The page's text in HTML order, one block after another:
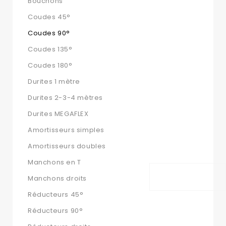
Coudes 45°
Coudes 90°
Coudes 135°
Coudes 180°
Durites 1 mètre
Durites 2-3-4 mètres
Durites MEGAFLEX
Amortisseurs simples
Amortisseurs doubles
Manchons en T
Manchons droits
Réducteurs 45°
Réducteurs 90°